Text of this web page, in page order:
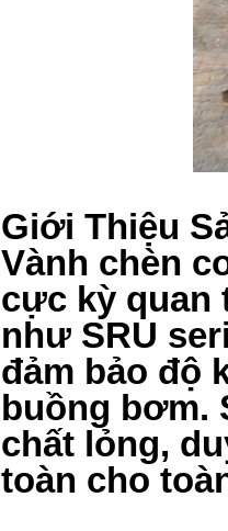
Giới Thiệu
Vành chèn
cực kỳ quan
như SRU
đảm bảo độ
buồng bơm.
chất lỏng,
toàn cho